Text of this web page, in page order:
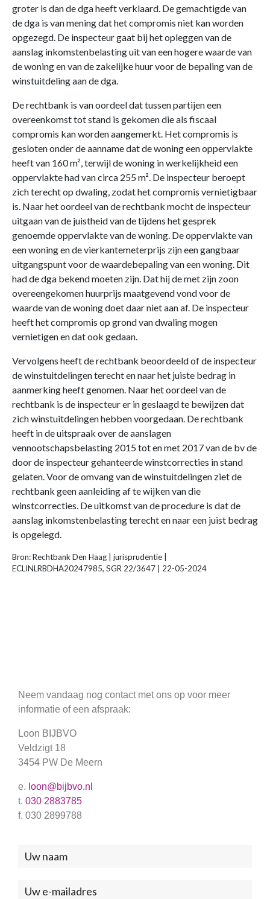
groter is dan de dga heeft verklaard. De gemachtigde van
de dga is van mening dat het compromis niet kan worden
opgezegd. De inspecteur gaat bij het opleggen van de
aanslag inkomstenbelasting uit van een hogere waarde van
de woning en van de zakelijke huur voor de bepaling van de
winstuitdeling aan de dga.
De rechtbank is van oordeel dat tussen partijen een
overeenkomst tot stand is gekomen die als fiscaal
compromis kan worden aangemerkt. Het compromis is
gesloten onder de aanname dat de woning een oppervlakte
heeft van 160 m², terwijl de woning in werkelijkheid een
oppervlakte had van circa 255 m². De inspecteur beroept
zich terecht op dwaling, zodat het compromis vernietigbaar
is. Naar het oordeel van de rechtbank mocht de inspecteur
uitgaan van de juistheid van de tijdens het gesprek
genoemde oppervlakte van de woning. De oppervlakte van
een woning en de vierkantemeterprijs zijn een gangbaar
uitgangspunt voor de waardebepaling van een woning. Dit
had de dga bekend moeten zijn. Dat hij de met zijn zoon
overeengekomen huurprijs maatgevend vond voor de
waarde van de woning doet daar niet aan af. De inspecteur
heeft het compromis op grond van dwaling mogen
vernietigen en dat ook gedaan.
Vervolgens heeft de rechtbank beoordeeld of de inspecteur
de winstuitdelingen terecht en naar het juiste bedrag in
aanmerking heeft genomen. Naar het oordeel van de
rechtbank is de inspecteur er in geslaagd te bewijzen dat
zich winstuitdelingen hebben voorgedaan. De rechtbank
heeft in de uitspraak over de aanslagen
vennootschapsbelasting 2015 tot en met 2017 van de bv de
door de inspecteur gehanteerde winstcorrecties in stand
gelaten. Voor de omvang van de winstuitdelingen ziet de
rechtbank geen aanleiding af te wijken van die
winstcorrecties. De uitkomst van de procedure is dat de
aanslag inkomstenbelasting terecht en naar een juist bedrag
is opgelegd.
Bron: Rechtbank Den Haag | jurisprudentie |
ECLINLRBDHA20247985, SGR 22/3647 | 22-05-2024
Neem vandaag nog contact met ons op voor meer
informatie of een afspraak:
Loon BIJBVO
Veldzigt 18
3454 PW De Meern
e. loon@bijbvo.nl
t. 030 2883785
f. 030 2899788
Neem